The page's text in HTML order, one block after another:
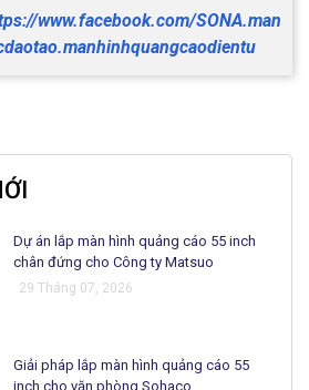
www.facebook.com/SONA.man
Dự án lắp màn hình quảng cáo 55 inch
chân đứng cho Công ty Matsuo
29 Tháng 07, 2026
Giải pháp lắp màn hình quảng cáo 55
inch cho văn phòng Sohaco